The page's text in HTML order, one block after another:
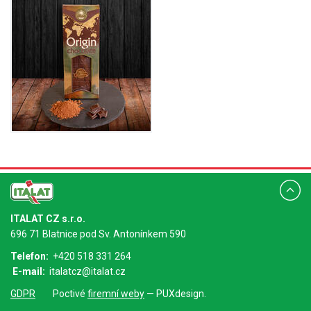
ITALAT CZ s.r.o.
696 71 Blatnice pod Sv. Antonínkem 590
Telefon: +420 518 331 264
E-mail: italatcz@italat.cz
GDPR
Poctivé firemní weby — PUXdesign.